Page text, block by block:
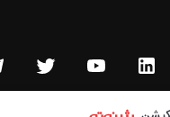
حقوق این وبسایت متعلق به شنوتو است